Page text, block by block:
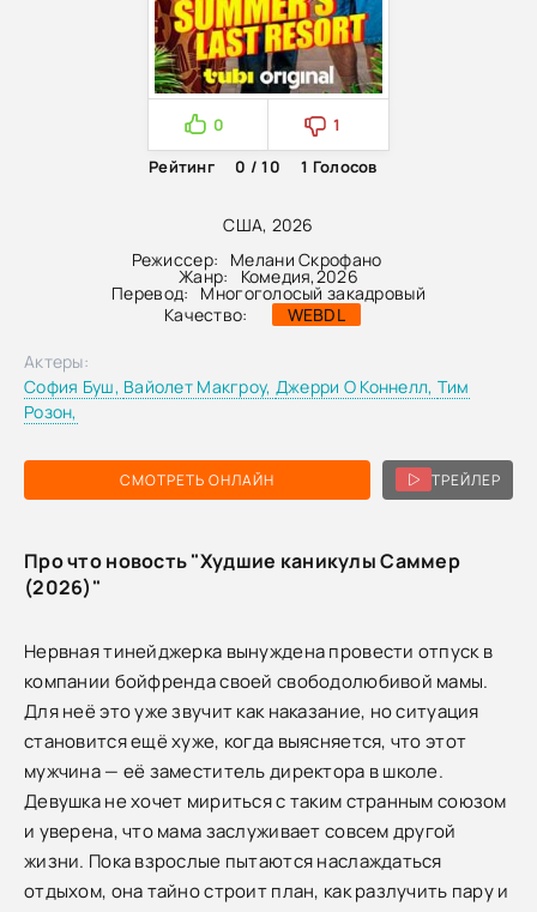
США, 2026
Режиссер:
Мелани Скрофано
Жанр: Комедия,2026
Перевод:
Многоголосый закадровый
Качество:
WEBDL
0
1
Рейтинг
0 / 10 1 Голосов
СМОТРЕТЬ ОНЛАЙН ТРЕЙЛЕР
Актеры:
София Буш, Вайолет Макгроу, Джерри О Коннелл, Тим
Розон,
Про что новость "Худшие каникулы Саммер
(2026)"
Нервная тинейджерка вынуждена провести отпуск в
компании бойфренда своей свободолюбивой мамы.
Для неё это уже звучит как наказание, но ситуация
становится ещё хуже, когда выясняется, что этот
мужчина — её заместитель директора в школе.
Девушка не хочет мириться с таким странным союзом
и уверена, что мама заслуживает совсем другой
жизни. Пока взрослые пытаются наслаждаться
отдыхом, она тайно строит план, как разлучить пару и